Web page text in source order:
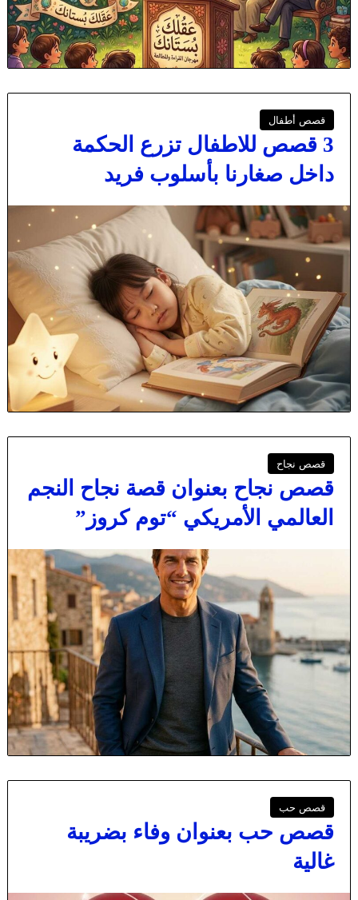
قصص أطفال
3 قصص للاطفال تزرع الحكمة
داخل صغارنا بأسلوب فريد
قصص نجاح
قصص نجاح بعنوان قصة نجاح النجم
العالمي الأمريكي “توم كروز”
قصص حب
قصص حب بعنوان وفاء بضريبة
غالية